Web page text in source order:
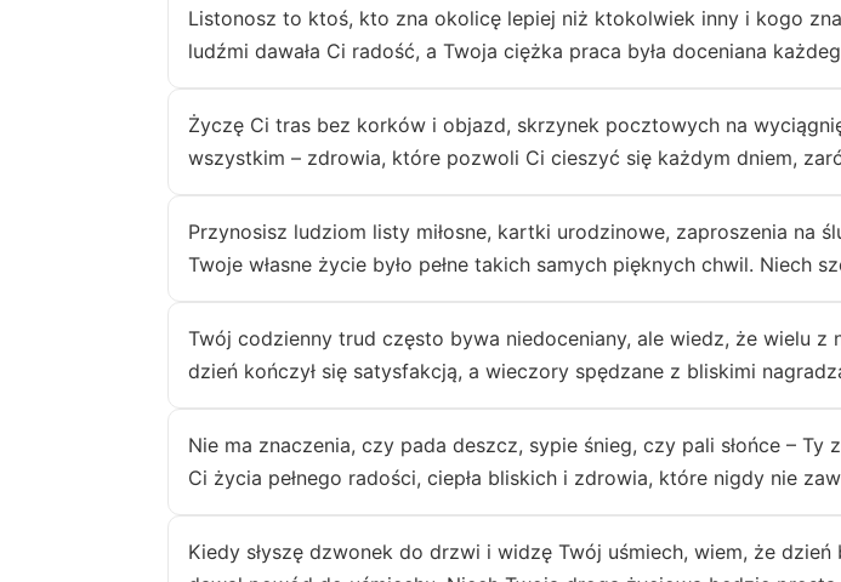
Listonosz to ktoś, kto zna okolicę lepiej niż ktokolwiek inny i kogo
ludźmi dawała Ci radość, a Twoja ciężka praca była doceniana
Życzę Ci tras bez korków i objazd, skrzynek pocztowych na
wszystkim – zdrowia, które pozwoli Ci cieszyć się każdym dniem,
Przynosisz ludziom listy miłosne, kartki urodzinowe, zaproszenia na
Twoje własne życie było pełne takich samych pięknych chwil. Niech
Twój codzienny trud często bywa niedoceniany, ale wiedz, że wielu
dzień kończył się satysfakcją, a wieczory spędzane z bliskimi
Nie ma znaczenia, czy pada deszcz, sypie śnieg, czy pali słońce –
Ci życia pełnego radości, ciepła bliskich i zdrowia, które nigdy nie
Kiedy słyszę dzwonek do drzwi i widzę Twój uśmiech, wiem, że